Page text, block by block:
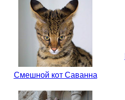
Смешной кот Саванна